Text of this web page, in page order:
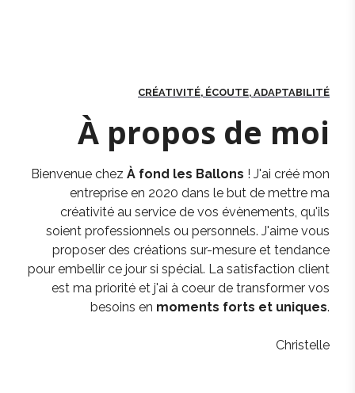
CRÉATIVITÉ, ÉCOUTE, ADAPTABILITÉ
À propos de moi
Bienvenue chez À fond les Ballons ! J'ai créé mon
entreprise en 2020 dans le but de mettre ma
créativité au service de vos évènements, qu'ils
soient professionnels ou personnels. J'aime vous
proposer des créations sur-mesure et tendance
pour embellir ce jour si spécial. La satisfaction client
est ma priorité et j'ai à coeur de transformer vos
besoins en moments forts et uniques.
Christelle